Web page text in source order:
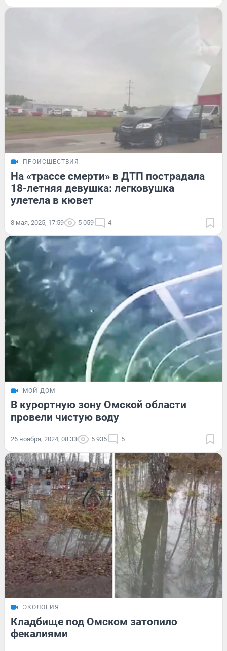
ПРОИСШЕСТВИЯ
На «трассе смерти» в ДТП пострадала
18-летняя девушка: легковушка
улетела в кювет
8 мая, 2025, 17:59 5 059 4
МОЙ ДОМ
В курортную зону Омской области
провели чистую воду
26 ноября, 2024, 08:33 5 935 5
ЭКОЛОГИЯ
Кладбище под Омском затопило
фекалиями